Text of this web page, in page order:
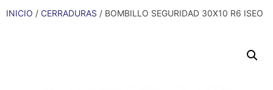
INICIO / CERRADURAS / BOMBILLO SEGURIDAD 30X10 R6 ISEO